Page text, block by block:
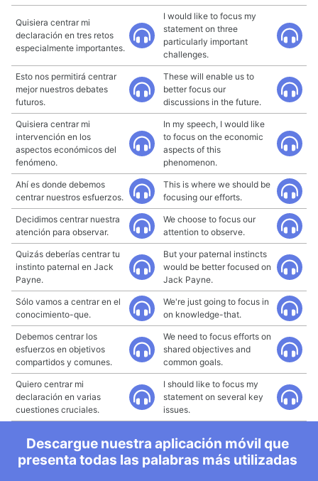
Quisiera centrar mi
declaración en tres retos
especialmente importantes.
I would like to focus my
statement on three
particularly important
challenges.
Esto nos permitirá centrar
mejor nuestros debates
futuros.
These will enable us to
better focus our
discussions in the future.
Quisiera centrar mi
intervención en los
aspectos económicos del
fenómeno.
In my speech, I would like
to focus on the economic
aspects of this
phenomenon.
Ahí es donde debemos
centrar nuestros esfuerzos.
This is where we should be
focusing our efforts.
Decidimos centrar nuestra
atención para observar.
We choose to focus our
attention to observe.
Quizás deberías centrar tu
instinto paternal en Jack
Payne.
But your paternal instincts
would be better focused on
Jack Payne.
Sólo vamos a centrar en el
conocimiento-que.
We're just going to focus in
on knowledge-that.
Debemos centrar los
esfuerzos en objetivos
compartidos y comunes.
We need to focus efforts on
shared objectives and
common goals.
Quiero centrar mi
declaración en varias
cuestiones cruciales.
I should like to focus my
statement on several key
issues.
Descargue nuestra aplicación móvil que
presenta todas las palabras más utilizadas